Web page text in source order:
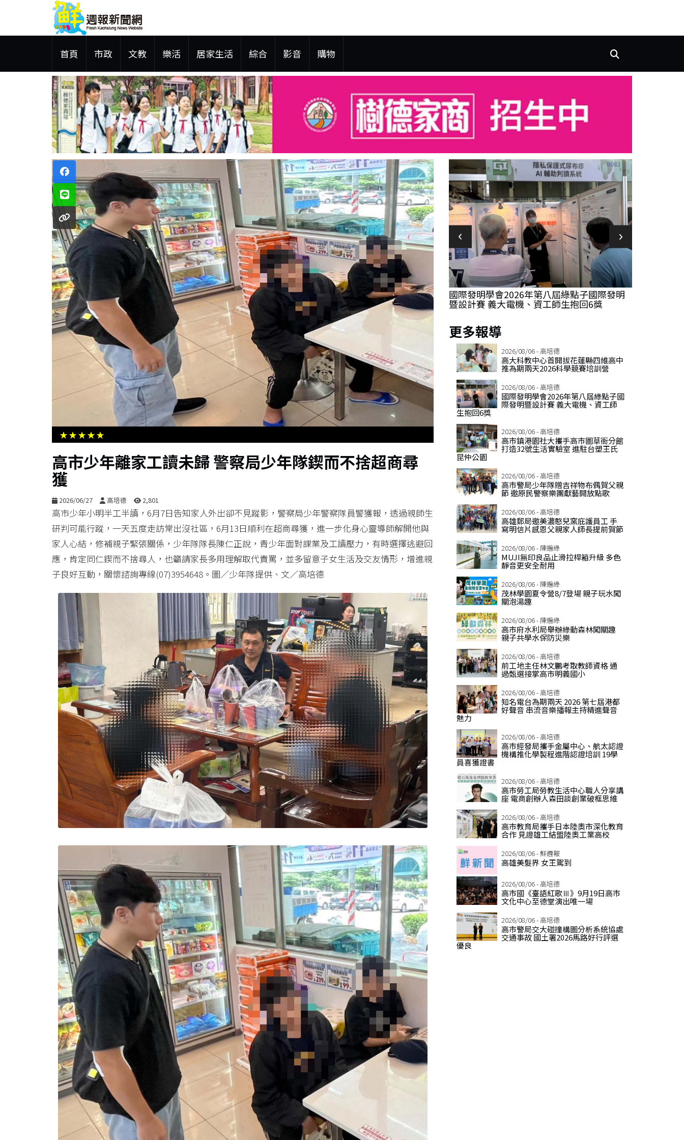
首頁 市政 文教 樂活 居家生活 綜合 影音 購物
★★★★★
高市少年離家工讀未歸 警察局少年隊鍥而不捨超商尋
獲
2026/06/27 高培德 2,801
高市少年小明半工半讀，6月7日告知家人外出卻不見蹤影，警察局少年警察隊員警獲報，透過親師生
研判可能行蹤，一天五度走訪常出沒社區，6月13日順利在超商尋獲，進一步化身心靈導師解開他與
家人心結，修補親子緊張關係，少年隊隊長陳仁正說，青少年面對課業及工讀壓力，有時選擇逃避回
應，肯定同仁鍥而不捨尋人，也籲請家長多用理解取代責罵，並多留意子女生活及交友情形，增進親
子良好互動，關懷諮詢專線(07)3954648。圖／少年隊提供、文／高培德
航太認證機構推化高市勞工局勞教生活中心職人分享講座 電商
創辦人森田談創業破框思維
高大科教中心首開拔花蓮縣四維高中 推為期
兩天2026科學競賽培訓營
國際發明學會2026年第八屆綠點子國際發明
暨設計賽 義大電機、資工師生抱回6獎
更多報導
2026/08/06 - 高培德
高大科教中心首開拔花蓮縣四維高中
推為期兩天2026科學競賽培訓營
2026/08/06 - 高培德
國際發明學會2026年第八屆綠點子國
際發明暨設計賽 義大電機、資工師
生抱回6獎
2026/08/06 - 高培德
高市鎮港園社大攜手高市圖草衙分館
打造32號生活實驗室 進駐台塑王氏
昆仲公園
2026/08/06 - 高培德
高市警局少年隊贈吉祥物布偶賀父親
節 邀原民警察樂團獻藝開放點歌
2026/08/06 - 高培德
高雄郵局邀美濃憨兒窯庇護員工 手
寫明信片感恩父親家人師長提前賀節
2026/08/06 - 陳遍綠
MUJI無印良品止滑拉桿箱升級 多色
靜音更安全耐用
2026/08/06 - 陳遍綠
茂林學園夏令營8/7登場 親子玩水闖
關泡湯趣
2026/08/06 - 陳遍綠
高市府水利局舉辦綠動森林闖關趣
親子共學水保防災樂
2026/08/06 - 高培德
前工地主任林文鵬考取教師資格 通
過甄選接掌高市明義國小
2026/08/06 - 高培德
知名電台為期兩天 2026 第七屆港都
好聲音 串流音樂播報主持精進聲音
魅力
2026/08/06 - 高培德
高市經發局攜手金屬中心、航太認證
機構推化學製程進階認證培訓 19學
員喜獲證書
2026/08/06 - 高培德
高市勞工局勞教生活中心職人分享講
座 電商創辦人森田談創業破框思維
2026/08/06 - 高培德
高市教育局攜手日本陸奧市深化教育
合作 見證雄工結盟陸奧工業高校
2026/08/06 - 鮮週報
高雄美髮界 女王駕到
2026/08/06 - 高培德
高市國《臺語紅歌Ⅲ》9月19日高市
文化中心至德堂演出唯一場
2026/08/06 - 高培德
高市警局交大碰撞構圖分析系統協處
交通事故 國土署2026馬路好行評選
優良